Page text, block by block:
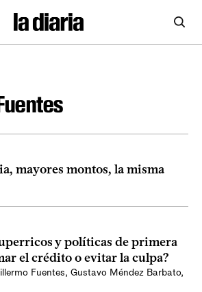
mayores montos, la misma
y políticas de primera
el crédito o evitar la culpa?
Fuentes, Gustavo Méndez Barbato,